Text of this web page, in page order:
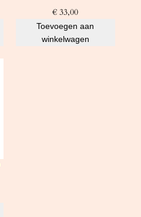
€ 33,00
Toevoegen aan
winkelwagen